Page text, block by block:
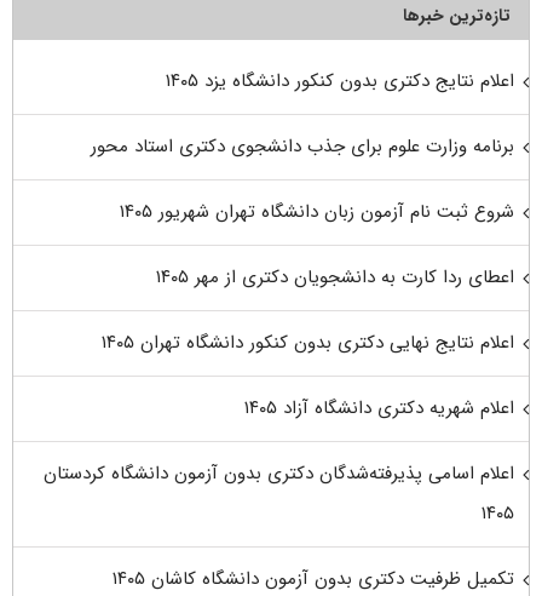
تازه‌ترین خبرها
اعلام نتایج دکتری بدون کنکور دانشگاه یزد ۱۴۰۵
برنامه وزارت علوم برای جذب دانشجوی دکتری استاد محور
شروع ثبت نام آزمون زبان دانشگاه تهران شهریور ۱۴۰۵
اعطای ردا کارت به دانشجویان دکتری از مهر ۱۴۰۵
اعلام نتایج نهایی دکتری بدون کنکور دانشگاه تهران ۱۴۰۵
اعلام شهریه دکتری دانشگاه آزاد ۱۴۰۵
اعلام اسامی پذیرفته‌شدگان دکتری بدون آزمون دانشگاه کردستان
۱۴۰۵
تکمیل ظرفیت دکتری بدون آزمون دانشگاه کاشان ۱۴۰۵